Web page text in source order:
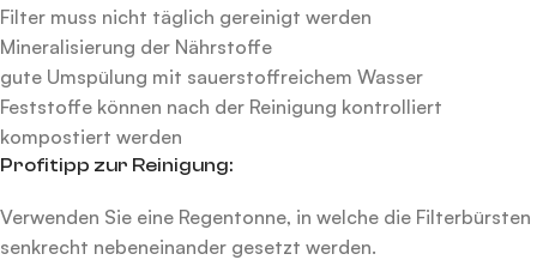
Filter muss nicht täglich gereinigt werden
Mineralisierung der Nährstoffe
gute Umspülung mit sauerstoffreichem Wasser
Feststoffe können nach der Reinigung kontrolliert
kompostiert werden
Profitipp zur Reinigung:
Verwenden Sie eine Regentonne, in welche die Filterbürsten
senkrecht nebeneinander gesetzt werden.